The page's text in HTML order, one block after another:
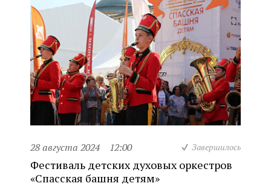
28 августа 2024 12:00 Завершилось
Фестиваль детских духовых оркестров
«Спасская башня детям»